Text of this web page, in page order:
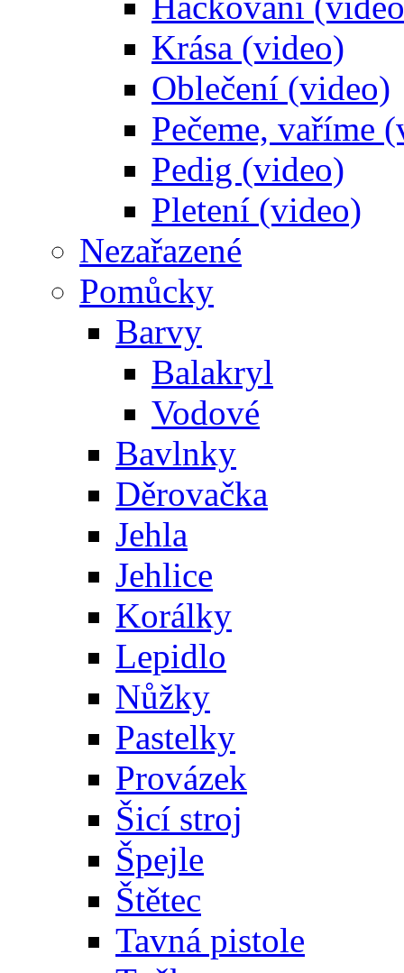
Krása (video)
Oblečení (video)
Pečeme, vaříme
Pedig (video)
Pletení (video)
Nezařazené
Pomůcky
Barvy
Balakryl
Vodové
Bavlnky
Děrovačka
Jehla
Jehlice
Korálky
Lepidlo
Nůžky
Pastelky
Provázek
Šicí stroj
Špejle
Štětec
Tavná pistole